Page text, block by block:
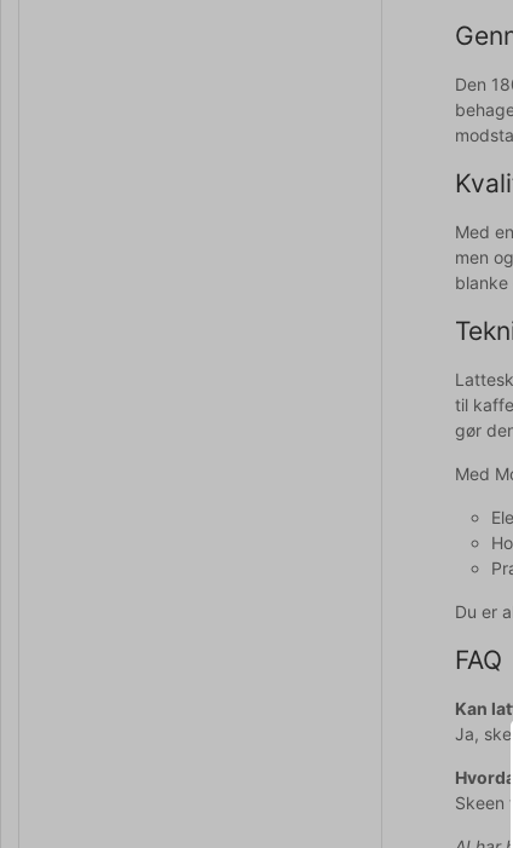
Den
Med
men
til
gør
Med
Du er
FAQ
Kan
Ja,
Skeen